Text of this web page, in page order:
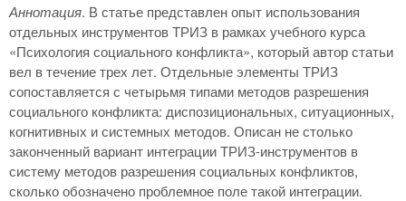
Аннотация. В статье представлен опыт использования
отдельных инструментов ТРИЗ в рамках учебного курса
«Психология социального конфликта», который автор статьи
вел в течение трех лет. Отдельные элементы ТРИЗ
сопоставляется с четырьмя типами методов разрешения
социального конфликта: диспозициональных, ситуационных,
когнитивных и системных методов. Описан не столько
законченный вариант интеграции ТРИЗ-инструментов в
систему методов разрешения социальных конфликтов,
сколько обозначено проблемное поле такой интеграции.